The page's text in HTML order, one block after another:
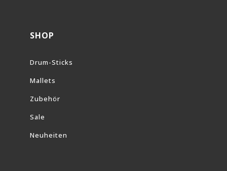
SHOP
Drum-Sticks
Mallets
Zubehör
Sale
Neuheiten